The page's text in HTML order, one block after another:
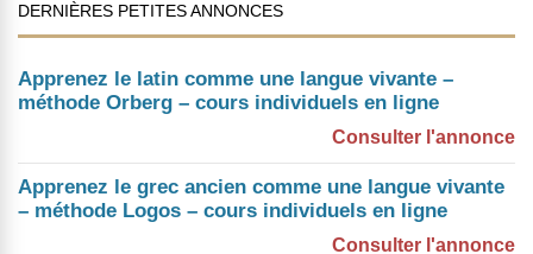
DERNIÈRES PETITES ANNONCES
Apprenez le latin comme une langue vivante –
méthode Orberg – cours individuels en ligne
Consulter l'annonce
Apprenez le grec ancien comme une langue vivante
– méthode Logos – cours individuels en ligne
Consulter l'annonce